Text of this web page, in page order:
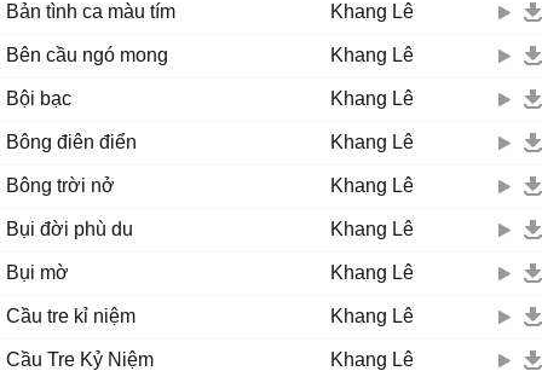
Bản tình ca màu tím Khang Lê
Bên cầu ngó mong Khang Lê
Bội bạc Khang Lê
Bông điên điển Khang Lê
Bông trời nở Khang Lê
Bụi đời phù du Khang Lê
Bụi mờ Khang Lê
Cầu tre kỉ niệm Khang Lê
Cầu Tre Kỷ Niệm Khang Lê